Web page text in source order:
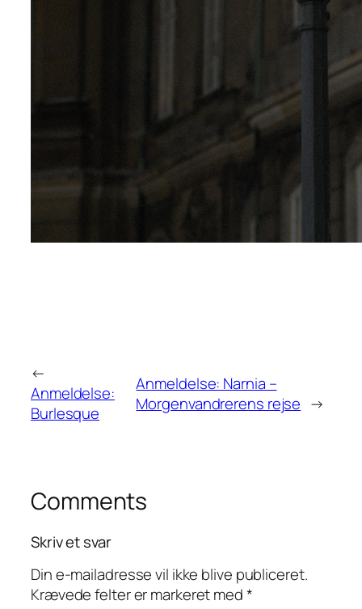
←
Anmeldelse:
Burlesque
Anmeldelse: Narnia –
Morgenvandrerens rejse →
Comments
Skriv et svar
Din e-mailadresse vil ikke blive publiceret.
Krævede felter er markeret med*